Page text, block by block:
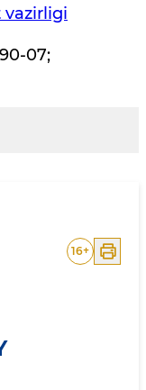
vazirligi
07;
16+